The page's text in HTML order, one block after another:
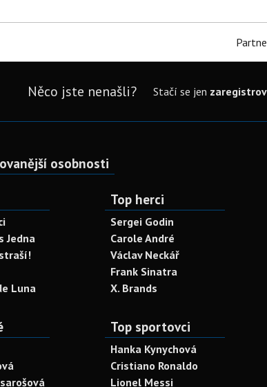
Něco jste nenašli? Stačí se jen
osobnosti
Jedna
Luna
Top herci
Sergei Godin
Carole André
Václav Neckář
Frank Sinatra
X. Brands
Top sportovci
Hanka Kynychová
Cristiano Ronaldo
Lionel Messi